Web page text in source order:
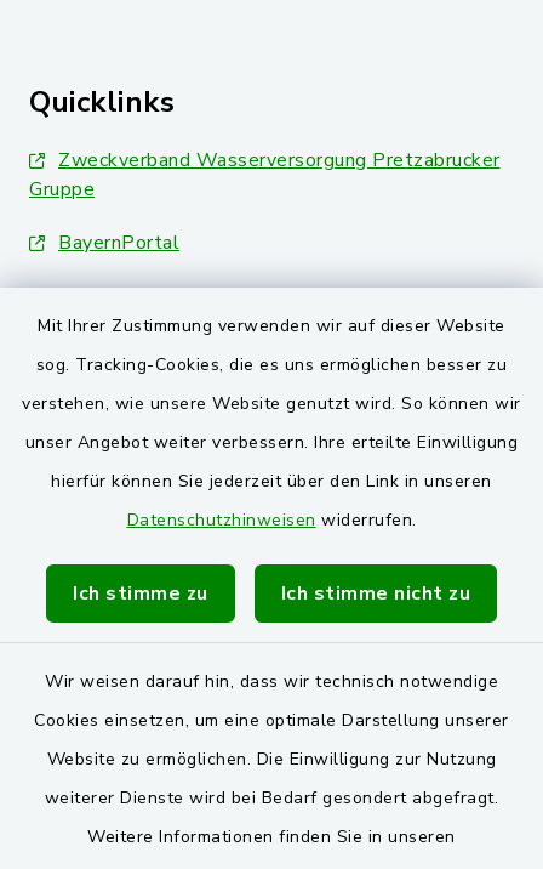
Mit Ihrer Zustimmung verwenden wir auf dieser Website
sog. Tracking-Cookies, die es uns ermöglichen besser zu
verstehen, wie unsere Website genutzt wird. So können wir
unser Angebot weiter verbessern. Ihre erteilte Einwilligung
hierfür können Sie jederzeit über den Link in unseren
Datenschutzhinweisen widerrufen.
Ich stimme zu Ich stimme nicht zu
Wir weisen darauf hin, dass wir technisch notwendige
Cookies einsetzen, um eine optimale Darstellung unserer
Website zu ermöglichen. Die Einwilligung zur Nutzung
weiterer Dienste wird bei Bedarf gesondert abgefragt.
Weitere Informationen finden Sie in unseren
Quicklinks
Zweckverband Wasserversorgung Pretzabrucker
Gruppe
BayernPortal
Landkreis Schwandorf
VG und Gemeinden
Markt Schwarzenfeld
Gemeinde Stulln
Verwaltungsgemeinschaft Schwarzenfeld
Barrierefreiheit